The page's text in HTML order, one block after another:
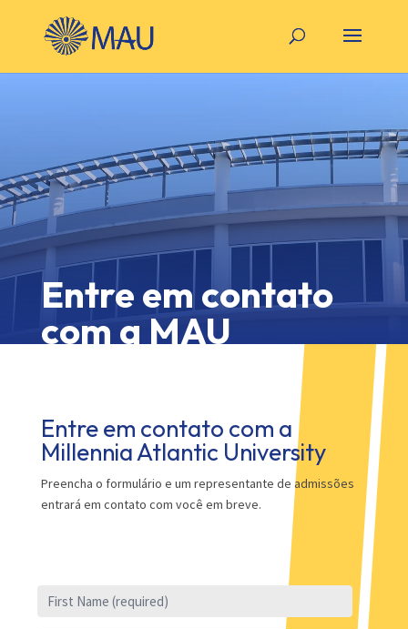
Entre em contato
com a MAU
Entre em contato com a
Millennia Atlantic University
Preencha o formulário e um representante de admissões
entrará em contato com você em breve.